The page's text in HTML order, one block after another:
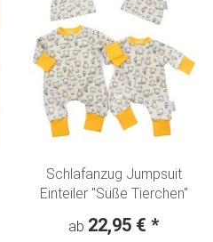
Schlafanzug Jumpsuit
Einteiler "Süße Tierchen"
ab 22,95 € *